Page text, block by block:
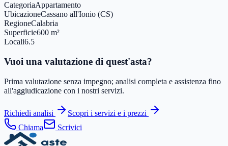
CategoriaAppartamento
UbicazioneCassano all'Ionio (CS)
RegioneCalabria
Superficie600 m²
Locali6.5
Vuoi una valutazione di quest'asta?
Prima valutazione senza impegno; analisi completa e assistenza fino
all'aggiudicazione con i nostri servizi.
Richiedi analisi
Scopri i servizi e i prezzi
Chiama
Scrivici